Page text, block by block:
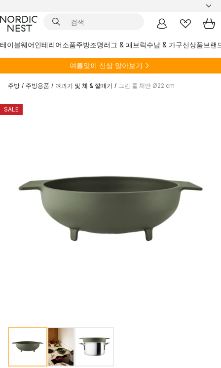
테이블웨어인테리어소품주방조명러그 & 패브릭수납 & 가구신상품브랜
여름맞이 신상 알아보기
주방 / 주방용품 / 여과기 및 체 & 깔때기 / 그린 툴 채반 Ø22 cm
SALE